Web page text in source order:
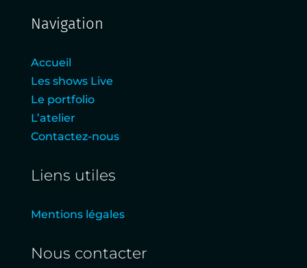
Navigation
Accueil
Les shows Live
Le portfolio
L’atelier
Contactez-nous
Liens utiles
Mentions légales
Nous contacter